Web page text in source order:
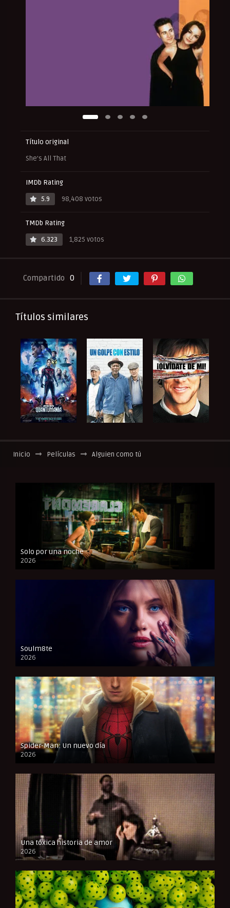
Título original
She's All That
IMDb Rating
5.9
98,408 votos
TMDb Rating
6.323
1,825 votos
Compartido 0
Títulos similares
Inicio Películas Alguien como tú
Solo por una noche
2026
CAM
Soulm8te
2026
FULL HD
Spider-Man: Un nuevo día
2026
CAM
Una tóxica historia de amor
2026
FULL HD